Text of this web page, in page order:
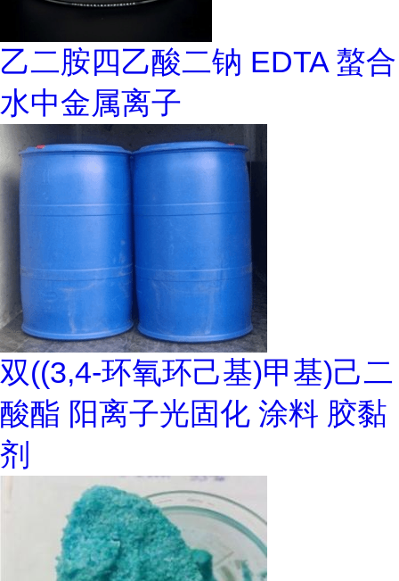
乙二胺四乙酸二钠 EDTA 螯合
水中金属离子
双((3,4-环氧环己基)甲基)己二
酸酯 阳离子光固化 涂料 胶黏
剂